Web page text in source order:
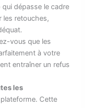
qui dépasse le cadre
les retouches,
vous que les
à votre
entraîner un refus
les
Cette